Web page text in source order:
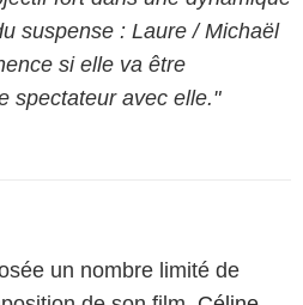
suspense : Laure / Michaël
si elle va être
spectateur avec elle."
un nombre limité de